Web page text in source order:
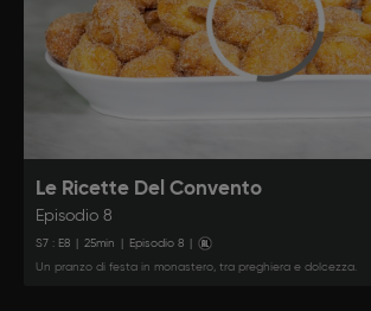
Le Ricette Del Convento
Episodio 8
S7 : E8 25min Episodio 8
Un pranzo di festa in monastero, tra preghiera e dolcezza.